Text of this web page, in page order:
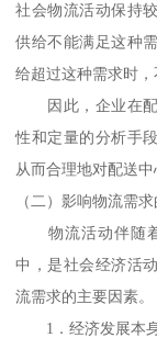
社会物流活动保持
供给不能满足这种
给超过这种需求时
因此，企业在配
性和定量的分析手
从而合理地对配送
（二）影响物流需
物流活动伴随着
中，是社会经济活
流需求的主要因素。
1．经济发展本身